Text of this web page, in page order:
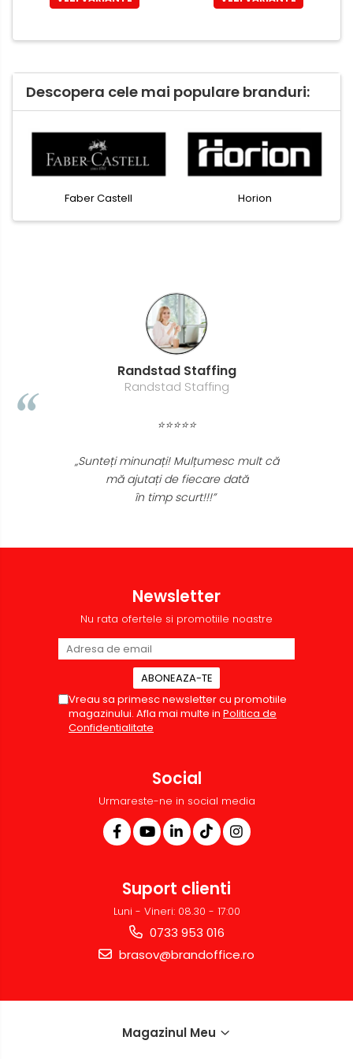
Ecrane de proiectie
Table magnetice (whiteboard-
Electronice si accesorii tech
Gadgeturi mobile
Securitate digitala
Adaptoare de calatorie
Baterii si acumulatori
Incarcatoare cu fir si auto
Ceasuri smart - Smartwatch
Baterii externe - Powerbanks
Accesorii localizare (FindMy)
Cartuse, tonere, consumabile
PC
Suporturi si huse telefoane &
Tehnica si mobilier pentru birou
Laminatoare
Accesorii mobilier
Ghilotine și Trimmere
Scaune, birouri si produse
Apa si bauturi racoritoare
Cafea, ceai, zahar, lapte
Casa
si
bucatarie
Descopera cele mai populare branduri:
Faber Castell Horion
Randstad Staffing
Randstad Staffing
⭐⭐⭐⭐⭐
„Sunteți minunați! Mulțumesc mult că
mă ajutați de fiecare dată
în timp scurt!!!”
Newsletter
Nu rata ofertele si promotiile noastre
Vreau sa primesc newsletter cu promotiile
magazinului. Afla mai multe in Politica de
Confidentialitate
Social
Urmareste-ne in social media
Suport clienti
Luni - Vineri: 08.30 - 17:00
0733 953 016
brasov@brandoffice.ro
Magazinul Meu